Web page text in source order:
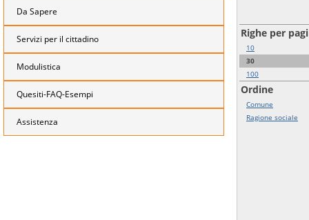
Da Sapere
Servizi per il cittadino
Modulistica
Quesiti-FAQ-Esempi
Assistenza
Righe per
10
30
100
Ordine
Comune
Ragione sociale